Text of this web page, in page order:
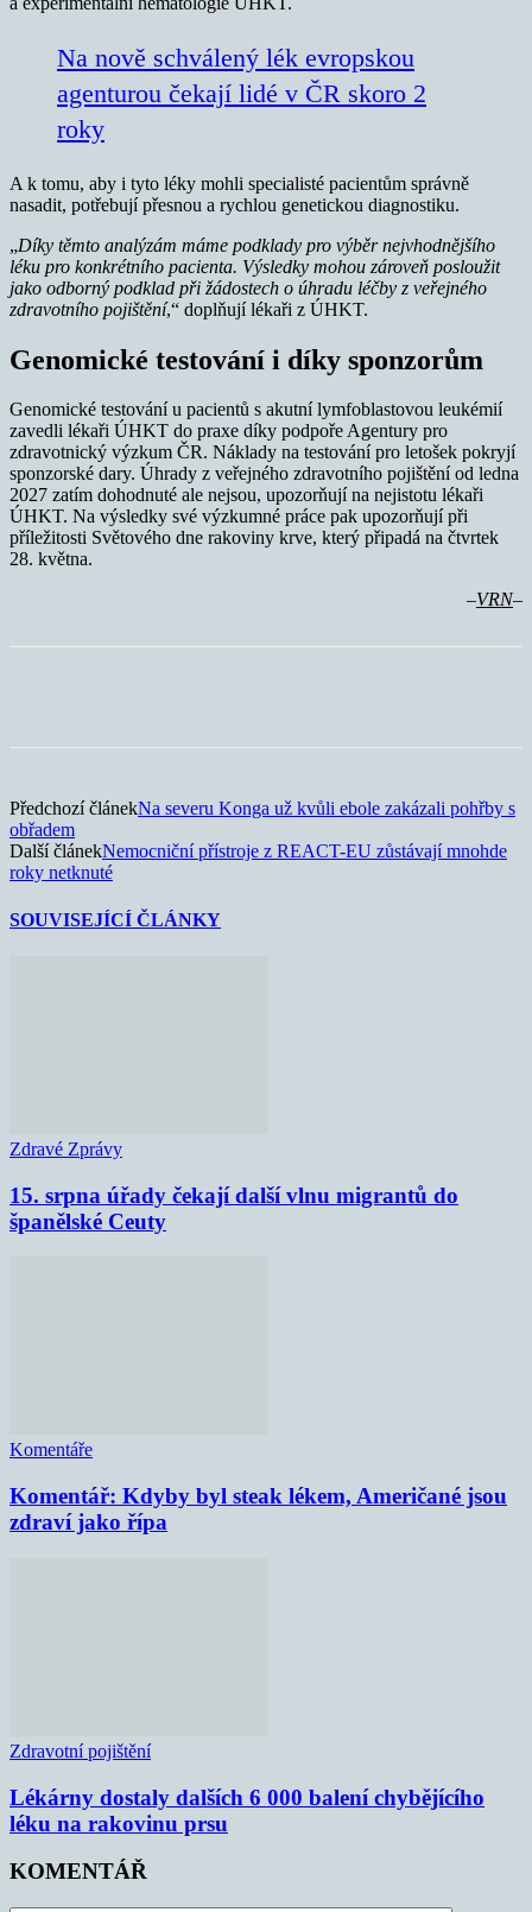
Na nově schválený lék evropskou
agenturou čekají lidé v ČR skoro 2
roky
A k tomu, aby i tyto léky mohli specialisté pacientům správně
nasadit, potřebují přesnou a rychlou genetickou diagnostiku.
„Díky těmto analýzám máme podklady pro výběr nejvhodnějšího
léku pro konkrétního pacienta. Výsledky mohou zároveň posloužit
jako odborný podklad při žádostech o úhradu léčby z veřejného
zdravotního pojištění,“ doplňují lékaři z ÚHKT.
Genomické testování i díky sponzorům
Genomické testování u pacientů s akutní lymfoblastovou leukémií
zavedli lékaři ÚHKT do praxe díky podpoře Agentury pro
zdravotnický výzkum ČR. Náklady na testování pro letošek pokryjí
sponzorské dary. Úhrady z veřejného zdravotního pojištění od ledna
2027 zatím dohodnuté ale nejsou, upozorňují na nejistotu lékaři
ÚHKT. Na výsledky své výzkumné práce pak upozorňují při
příležitosti Světového dne rakoviny krve, který připadá na čtvrtek
28. května.
–VRN–
Předchozí článekNa severu Konga už kvůli ebole zakázali pohřby s
obřadem
Další článekNemocniční přístroje z REACT-EU zůstávají mnohde
roky netknuté
SOUVISEJÍCÍ ČLÁNKY
Zdravé Zprávy
15. srpna úřady čekají další vlnu migrantů do
španělské Ceuty
Komentáře
Komentář: Kdyby byl steak lékem, Američané jsou
zdraví jako řípa
Zdravotní pojištění
Lékárny dostaly dalších 6 000 balení chybějícího
léku na rakovinu prsu
KOMENTÁŘ